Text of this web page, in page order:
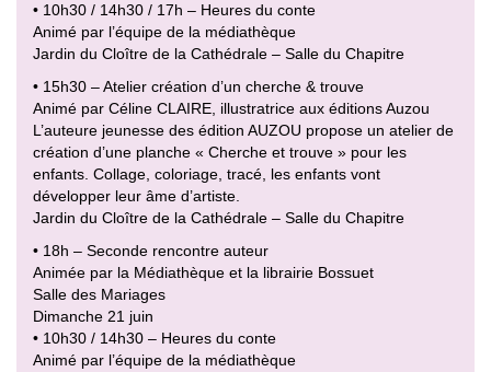
• 10h30 / 14h30 / 17h – Heures du conte
Animé par l’équipe de la médiathèque
Jardin du Cloître de la Cathédrale – Salle du Chapitre
• 15h30 – Atelier création d’un cherche & trouve
Animé par Céline CLAIRE, illustratrice aux éditions Auzou
L’auteure jeunesse des édition AUZOU propose un atelier de
création d’une planche « Cherche et trouve » pour les
enfants. Collage, coloriage, tracé, les enfants vont
développer leur âme d’artiste.
Jardin du Cloître de la Cathédrale – Salle du Chapitre
• 18h – Seconde rencontre auteur
Animée par la Médiathèque et la librairie Bossuet
Salle des Mariages
Dimanche 21 juin
• 10h30 / 14h30 – Heures du conte
Animé par l’équipe de la médiathèque